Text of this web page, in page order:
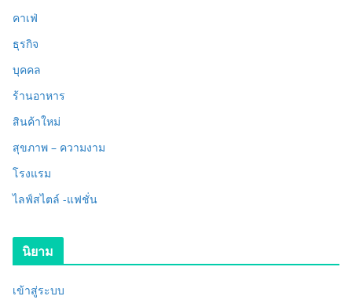
คาเฟ่
ธุรกิจ
บุคคล
ร้านอาหาร
สินค้าใหม่
สุขภาพ – ความงาม
โรงแรม
ไลฟ์สไตล์ -แฟชั่น
นิยาม
เข้าสู่ระบบ